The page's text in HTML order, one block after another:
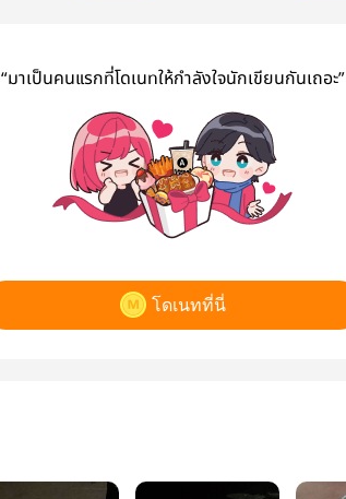
“มาเป็นคนแรกที่โดเนทให้กำลังใจนักเขียนกันเถอะ”
โดเนทที่นี่